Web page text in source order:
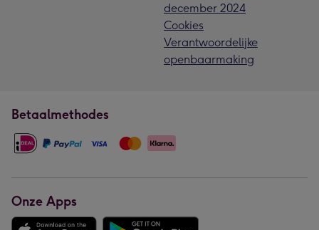
december 2024
Cookies
Verantwoordelijke
openbaarmaking
Betaalmethodes
Onze Apps